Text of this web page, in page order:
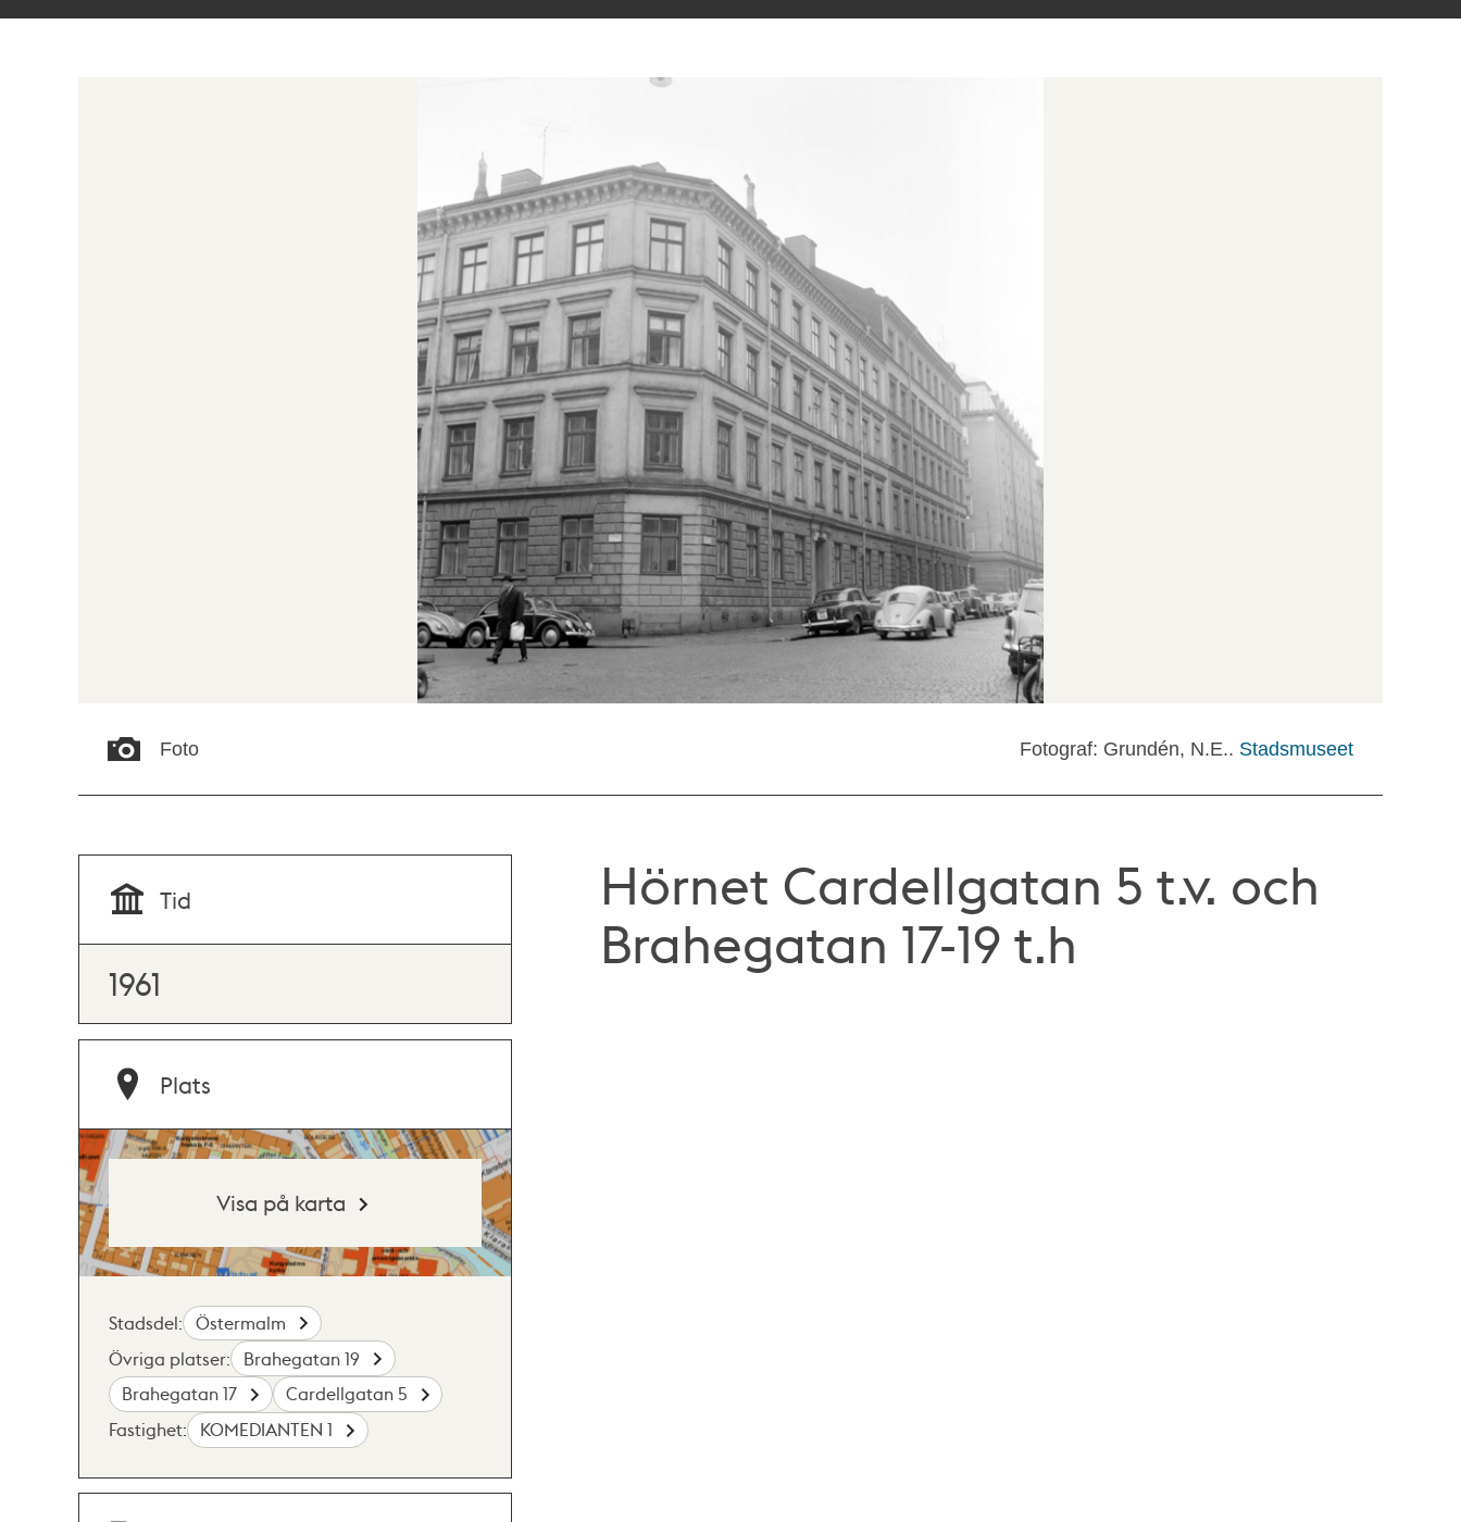
Foto Fotograf: Grundén, N.E.. Stadsmuseet
Hörnet Cardellgatan 5 t.v. och
Brahegatan 17-19 t.h
Tid
1961
Plats
Visa på karta
Stadsdel:
Östermalm
Övriga platser:
Brahegatan 19
Brahegatan 17
Cardellgatan 5
Fastighet:
KOMEDIANTEN 1